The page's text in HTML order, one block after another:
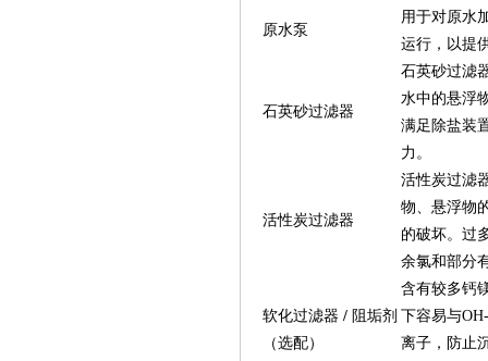
原水泵
用于对原水
运行，以提
石英砂过滤器
石英砂过滤
水中的悬浮
满足除盐装
力。
活性炭过滤器
活性炭过滤
物、悬浮物
的破坏。过
余氯和部分
软化过滤器 / 阻垢剂
（选配）
含有较多钙
下容易与
离子，防止